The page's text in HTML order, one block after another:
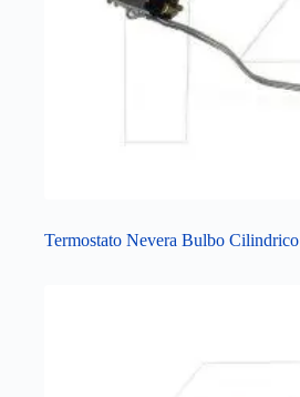
Termostato Nevera Bulbo Cilindrico